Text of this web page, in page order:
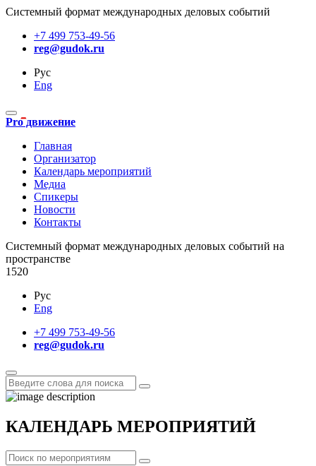
Системный формат международных деловых событий
+7 499 753-49-56
reg@gudok.ru
Рус
Eng
Pro движение
Главная
Организатор
Календарь мероприятий
Медиа
Спикеры
Новости
Контакты
Cистемный формат международных деловых событий на
пространстве
1520
Рус
Eng
+7 499 753-49-56
reg@gudok.ru
КАЛЕНДАРЬ МЕРОПРИЯТИЙ